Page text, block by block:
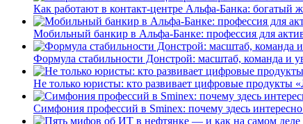
Как работают в контакт-центре Альфа-Банка: богатый
Мобильный банкир в Альфа-Банке: профессия для
Формула стабильности Донстрой: масштаб, команда и
Не только юристы: кто развивает цифровые продукты
Симфония профессий в Sminex: почему здесь интересно